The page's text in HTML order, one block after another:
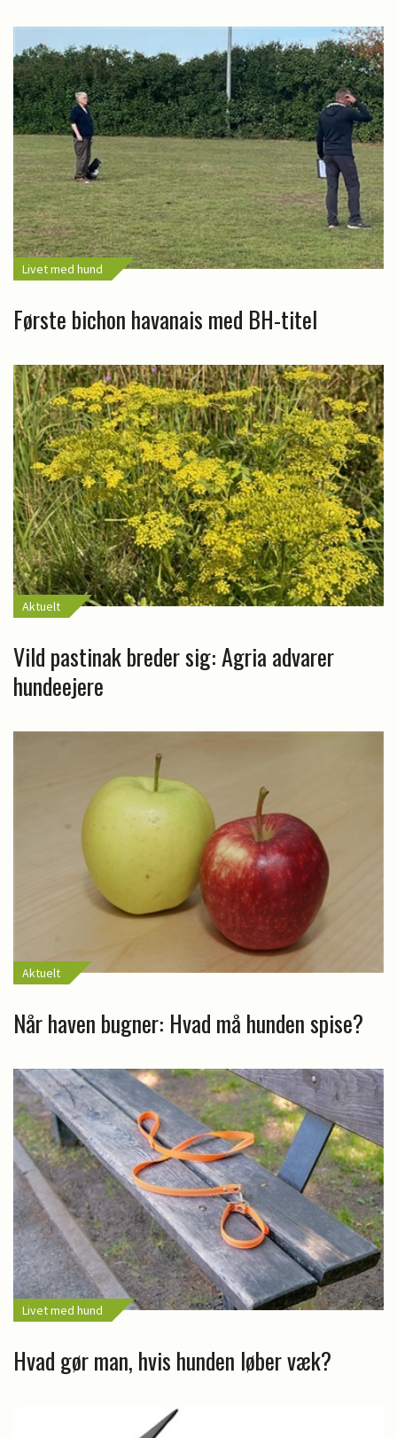
Livet med hund
Første bichon havanais med BH-titel
Aktuelt
Vild pastinak breder sig: Agria advarer
hundeejere
Aktuelt
Når haven bugner: Hvad må hunden spise?
Livet med hund
Hvad gør man, hvis hunden løber væk?